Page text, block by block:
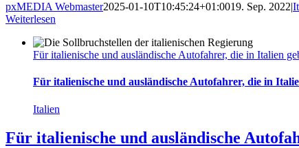
pxMEDIA Webmaster2025-01-10T10:45:24+01:0019. Sep. 2022|
Weiterlesen
Für italienische und ausländische Autofahrer, die in Italien
Für italienische und ausländische Autofahrer, die in
Italien
Für italienische und ausländische